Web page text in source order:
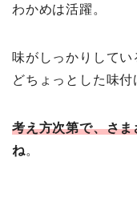
わかめは活躍。
味がしっかりして
どちょっとした味付
考え方次第で、さ
ね。